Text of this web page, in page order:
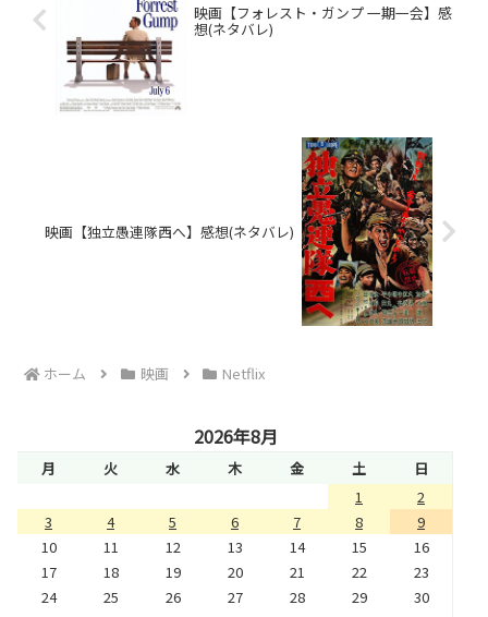
映画【フォレスト・ガンプ 一期一会】感
想(ネタバレ)
映画【独立愚連隊西へ】感想(ネタバレ)
ホーム 映画 Netflix
2026年8月
月 火 水 木 金 土
日
1
2
3
4 5 6 7 8
9
10
11 12 13 14 15
16
17
18 19 20 21 22
23
24
25 26 27 28 29
30